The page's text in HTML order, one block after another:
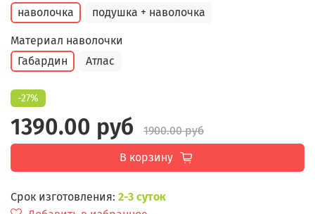
Срок изготовления: 2-3 суток
наволочка
подушка + наволочка
Материал наволочки
Габардин
Атлас
-27%
1390.00 руб
1900.00 руб
В корзину